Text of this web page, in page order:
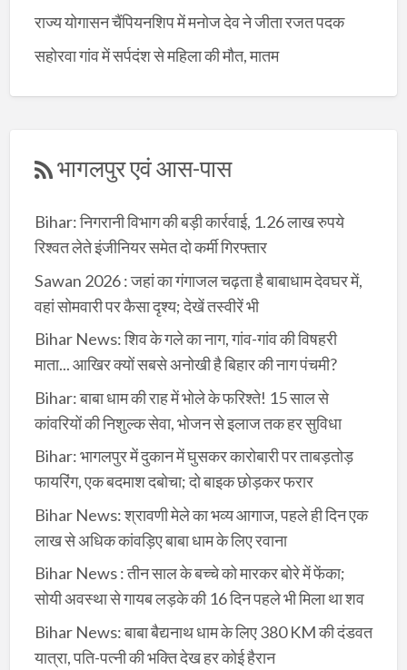
राज्य योगासन चैंपियनशिप में मनोज देव ने जीता रजत पदक
सहोरवा गांव में सर्पदंश से महिला की मौत, मातम
भागलपुर एवं आस-पास
Bihar: निगरानी विभाग की बड़ी कार्रवाई, 1.26 लाख रुपये
रिश्वत लेते इंजीनियर समेत दो कर्मी गिरफ्तार
Sawan 2026 : जहां का गंगाजल चढ़ता है बाबाधाम देवघर में,
वहां सोमवारी पर कैसा दृश्य; देखें तस्वीरें भी
Bihar News: शिव के गले का नाग, गांव-गांव की विषहरी
माता... आखिर क्यों सबसे अनोखी है बिहार की नाग पंचमी?
Bihar: बाबा धाम की राह में भोले के फरिश्ते! 15 साल से
कांवरियों की निशुल्क सेवा, भोजन से इलाज तक हर सुविधा
Bihar: भागलपुर में दुकान में घुसकर कारोबारी पर ताबड़तोड़
फायरिंग, एक बदमाश दबोचा; दो बाइक छोड़कर फरार
Bihar News: श्रावणी मेले का भव्य आगाज, पहले ही दिन एक
लाख से अधिक कांवड़िए बाबा धाम के लिए रवाना
Bihar News : तीन साल के बच्चे को मारकर बोरे में फेंका;
सोयी अवस्था से गायब लड़के की 16 दिन पहले भी मिला था शव
Bihar News: बाबा बैद्यनाथ धाम के लिए 380 KM की दंडवत
यात्रा, पति-पत्नी की भक्ति देख हर कोई हैरान